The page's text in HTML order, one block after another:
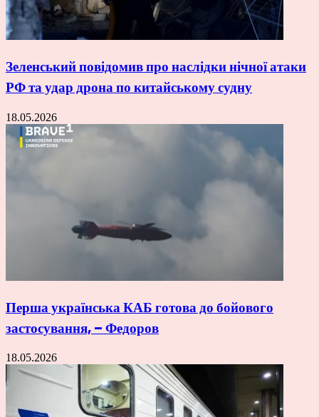
Зеленський повідомив про наслідки нічної атаки
РФ та удар дрона по китайському судну
18.05.2026
Перша українська КАБ готова до бойового
застосування, – Федоров
18.05.2026